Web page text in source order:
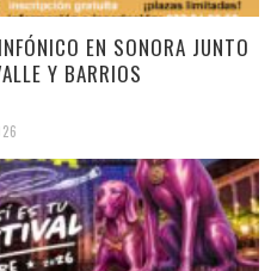
EN SONORA JUNTO
Y BARRIOS